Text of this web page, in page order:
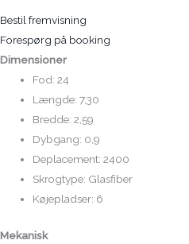
Bestil fremvisning
Forespørg på booking
Dimensioner
Fod: 24
Længde: 7,30
Bredde: 2,59
Dybgang: 0,9
Deplacement: 2400
Skrogtype: Glasfiber
Køjepladser: 6
Mekanisk